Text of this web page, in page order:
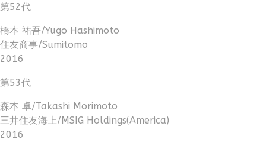
第52代
橋本 祐吾/Yugo Hashimoto
住友商事/Sumitomo
2016
第53代
森本 卓/Takashi Morimoto
三井住友海上/MSIG Holdings(America)
2016